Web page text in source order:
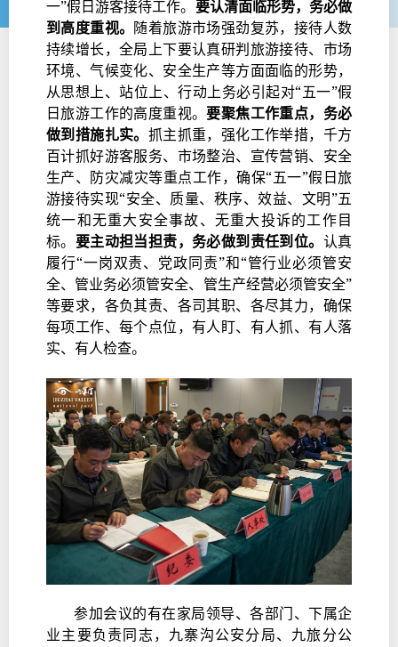
一”假日游客接待工作。 要认清面临形势，务必做
到高度重视。 随着旅游市场强劲复苏，接待人数
持续增长，全局上下要认真研判旅游接待、市场
环境、气候变化、安全生产等方面面临的形势，
从思想上、站位上、行动上务必引起对“五一”假
日旅游工作的高度重视。要聚焦工作重点，务必
做到措施扎实。 抓主抓重，强化工作举措，千方
百计抓好游客服务、市场整治、宣传营销、安全
生产、防灾减灾等重点工作，确保“五一”假日旅
游接待实现“安全、质量、秩序、效益、文明”五
统一和无重大安全事故、无重大投诉的工作目
标。 要主动担当担责，务必做到责任到位。 认真
履行“一岗双责、党政同责”和“管行业必须管安
全、管业务必须管安全、管生产经营必须管安全”
等要求，各负其责、各司其职、各尽其力，确保
每项工作、每个点位，有人盯、有人抓、有人落
实、有人检查。
参加会议的有在家局领导、各部门、下属企
业主要负责同志，九寨沟公安分局、九旅分公